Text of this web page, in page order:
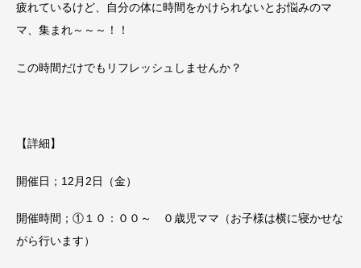
疲れているけど、自分の体に時間をかけられないとお悩みのマ
マ、集まれ～～～！！
この時間だけでもリフレッシュしませんか？
【詳細】
開催日；12月2日（金）
開催時間；①１０：００～ ０歳児ママ（お子様は横に寝かせな
がら行います）